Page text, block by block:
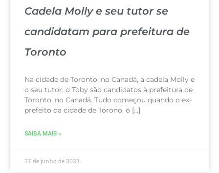
Cadela Molly e seu tutor se
candidatam para prefeitura de
Toronto
Na cidade de Toronto, no Canadá, a cadela Molly e
o seu tutor, o Toby são candidatos à prefeitura de
Toronto, no Canadá. Tudo começou quando o ex-
prefeito da cidade de Torono, o […]
SAIBA MAIS »
27 de junho de 2023